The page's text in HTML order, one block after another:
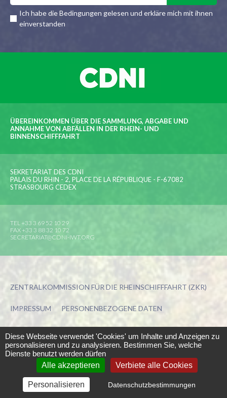
Ich habe die Bedingungen gelesen und erkläre mich mit ihnen
einverstanden
ÜBEREINKOMMEN ÜBER DIE SAMMLUNG, ABGABE UND
ANNAHME VON ABFÄLLEN IN DER RHEIN- UND
BINNENSCHIFFFAHRT
SEKRETARIAT DES CDNI
PALAIS DU RHIN - 2, PLACE DE LA RÉPUBLIQUE - F-67082
STRASBOURG CEDEX
TEL +33 3 69 52 10 29
FAX +33 3 88 32 10 72
SECRETARIAT@CDNI-IWT.ORG
ZENTRALKOMMISSION FÜR DIE RHEINSCHIFFFAHRT (ZKR)
IMPRESSUM PERSONENBEZOGENE DATEN
COOKIE-EINSTELLUNGEN
KREIERT VONPRESS-AGRUM LA COULEUR DU ZÈBRE
Diese Webseite verwendet 'Cookies' um Inhalte und Anzeigen zu
personalisieren und zu analysieren. Bestimmen Sie, welche
Dienste benutzt werden dürfen
Alle akzeptieren
Verbiete alle Cookies
Personalisieren Datenschutzbestimmungen